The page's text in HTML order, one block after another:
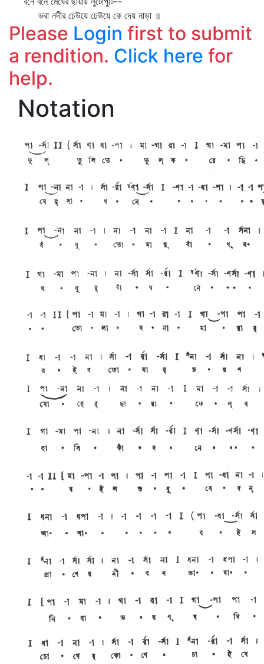
ভরা নদীর ঢেউয়ে ঢেউয়ে কে দেয় নাড়া ॥
Please Login first to submit
a rendition. Click here for
help.
Notation